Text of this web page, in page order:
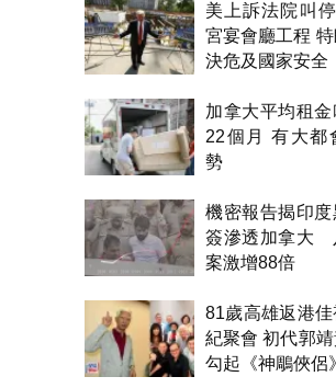
美上訴法院叫
宮宴會廳工程
決危及國家安全
加拿大平均租金
22個月 有大都
勢
機密報告揭印
簽滲透加拿大
案激增88倍
81歲高雄返港
紀聚會 初代郭
勾起《神鵰俠侶